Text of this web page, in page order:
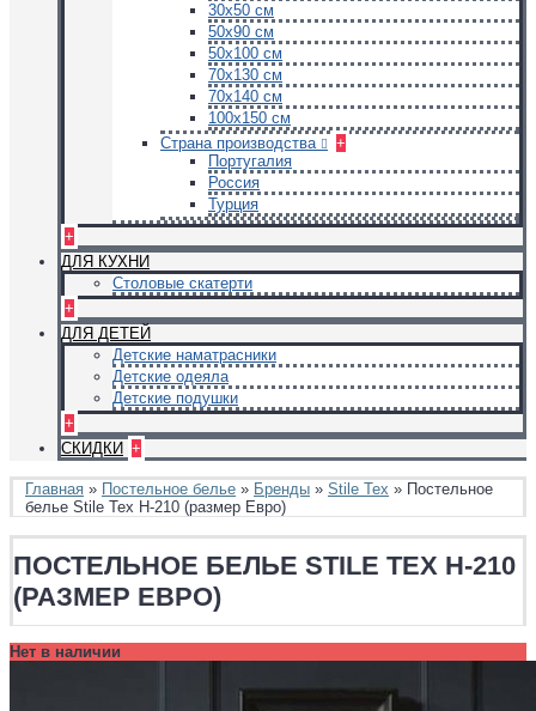
30х50 см
50х90 см
50х100 см
70х130 см
70х140 см
100х150 см
Страна производства
+
Португалия
Россия
Турция
+
ДЛЯ КУХНИ
Столовые скатерти
+
ДЛЯ ДЕТЕЙ
Детские наматрасники
Детские одеяла
Детские подушки
+
СКИДКИ +
Главная » Постельное белье » Бренды » Stile Tex » Постельное
белье Stile Tex H-210 (размер Евро)
ПОСТЕЛЬНОЕ БЕЛЬЕ STILE TEX H-210
(РАЗМЕР ЕВРО)
Нет в наличии